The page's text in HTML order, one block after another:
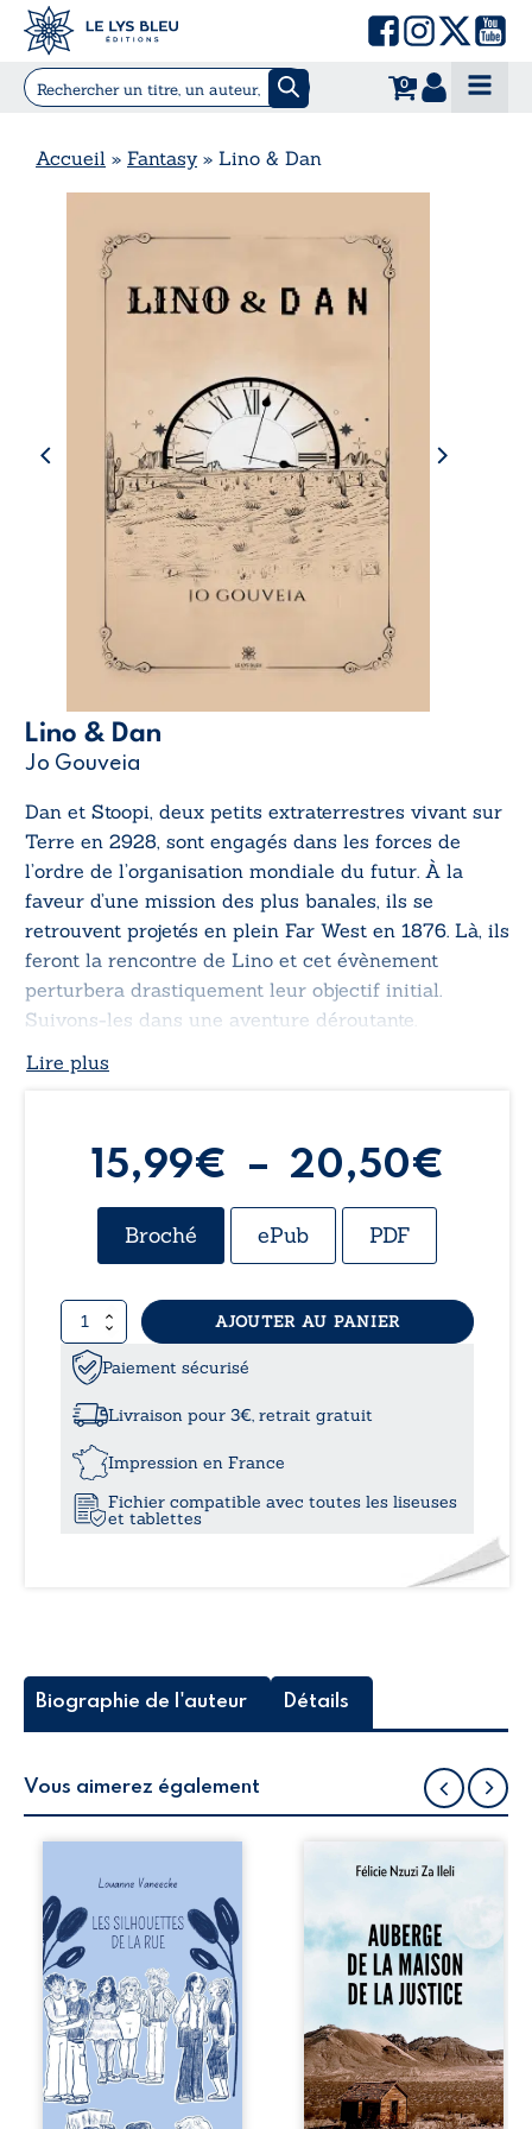
0
Accueil » Fantasy» Lino & Dan
Lino & Dan
Jo Gouveia
Dan et Stoopi, deux petits extraterrestres vivant sur
Terre en 2928, sont engagés dans les forces de
l’ordre de l’organisation mondiale du futur. À la
faveur d’une mission des plus banales, ils se
retrouvent projetés en plein Far West en 1876. Là, ils
feront la rencontre de Lino et cet évènement
perturbera drastiquement leur objectif initial.
Suivons-les dans une aventure déroutante.
Lire plus
15,99€ – 20,50€
Broché ePub PDF
quantité
de
Lino
Dan
AJOUTER AU PANIER
Paiement sécurisé
Livraison pour 3€, retrait gratuit
Impression en France
Fichier compatible avec toutes les liseuses
et tablettes
Biographie de l'auteur Détails
Vous aimerez également
la rue donne la
parole à six
personnages
ordinaires,
traversés par des
pensées, des
émotions et des
silences qui
pourraient
appartenir à
chacun de nous. À
travers leurs
Auberge de la
récit-témoignage
consacré au
parcours
exemplaire de
Mbala Zi Nkuaku
Lema Félix.
Magistrat intègre,
fervent défenseur
des droits
humains et de